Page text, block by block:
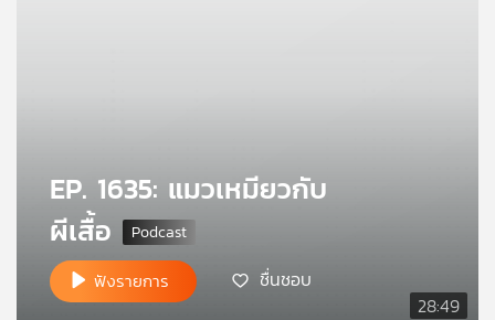
บทความ
28:49
EP. 1635: แมวเหมียวกับ
ผีเสื้อ
ฟังรายการ ชื่นชอบ